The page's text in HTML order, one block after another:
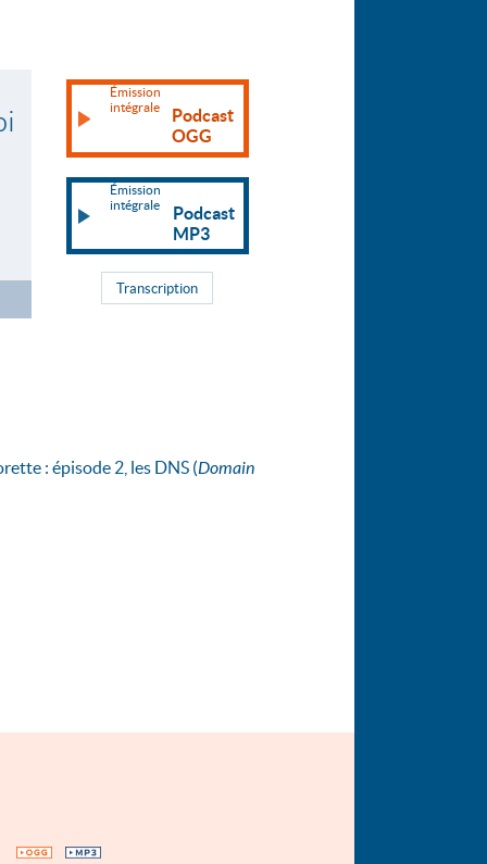
Émission
intégrale
Podcast
OGG
Émission
intégrale
Podcast
MP3
Transcription
: épisode 2, les DNS (Domain
OGG MP3